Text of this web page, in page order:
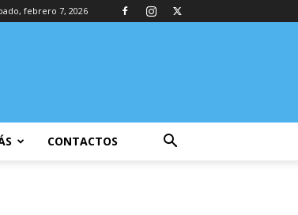
febrero 7, 2026
CONTACTOS